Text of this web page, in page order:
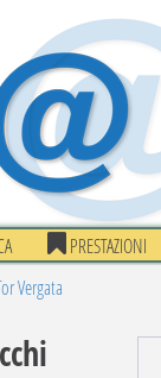
PRESTAZIONI
Vergata